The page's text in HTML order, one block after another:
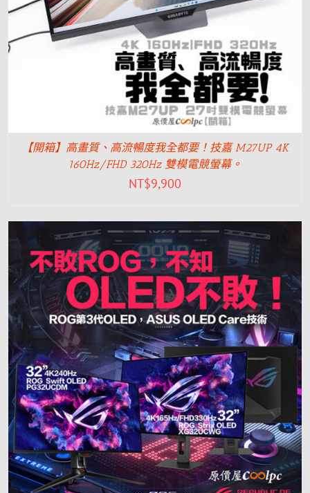
【開箱】高畫質、高流暢度我全都要！技嘉 M27UP 4K
160Hz/FHD 320Hz 雙模電競螢幕。
NT$9,900